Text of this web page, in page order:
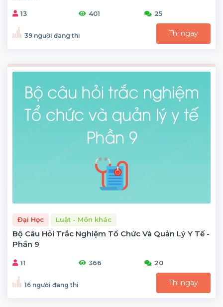
13 401 25
39 người đang thi Thi ngay
Đại Học Luật - Môn khác
Bộ Câu Hỏi Trắc Nghiệm Tổ Chức Và Quản Lý Y Tế -
Phần 9
11 366 20
16 người đang thi Thi ngay